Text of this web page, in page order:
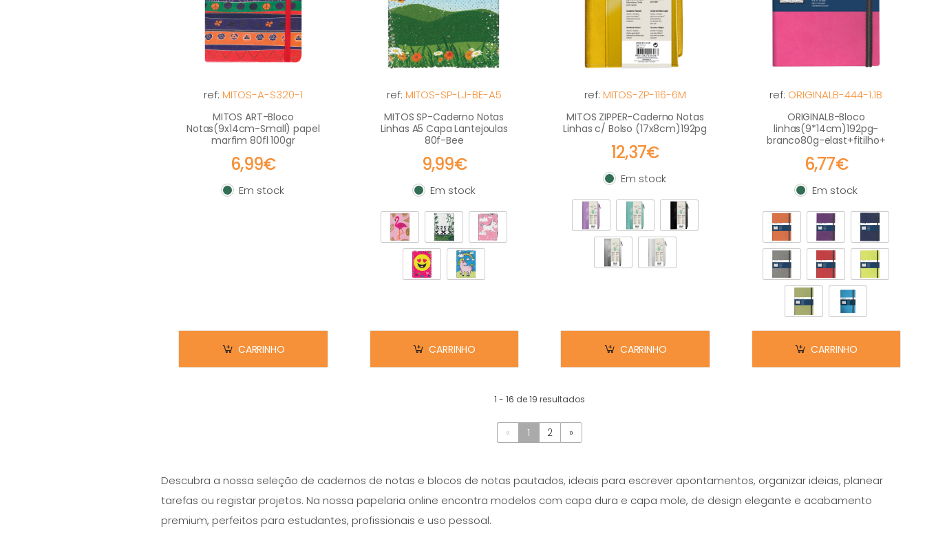
ref: MITOS-A-S320-1
MITOS ART-Bloco
Notas(9x14cm-Small) papel
marfim 80fl 100gr
6,99€
Em stock
Em stock
CARRINHO
ref: MITOS-SP-LJ-BE-A5
MITOS SP-Caderno Notas
Linhas A5 Capa Lantejoulas
80f-Bee
9,99€
Em stock
Em stock
CARRINHO
ref: MITOS-ZP-116-6M
MITOS ZIPPER-Caderno Notas
Linhas c/ Bolso (17x8cm)192pg
12,37€
Em stock
Em stock
CARRINHO
ref: ORIGINALB-444-1.1B
ORIGINALB-Bloco
linhas(9*14cm)192pg-
branco80g-elast+fitilho+
6,77€
Em stock
Em stock
CARRINHO
1 - 16 de 19 resultados
« 1 2 »
Descubra a nossa seleção de cadernos de notas e blocos de notas pautados, ideais para escrever apontamentos, organizar ideias, planear
tarefas ou registar projetos. Na nossa papelaria online encontra modelos com capa dura e capa mole, de design elegante e acabamento
premium, perfeitos para estudantes, profissionais e uso pessoal.